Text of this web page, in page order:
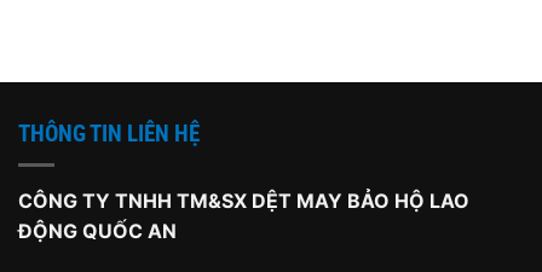
THÔNG TIN LIÊN HỆ
CÔNG TY TNHH TM&SX DỆT MAY BẢO HỘ LAO
ĐỘNG QUỐC AN